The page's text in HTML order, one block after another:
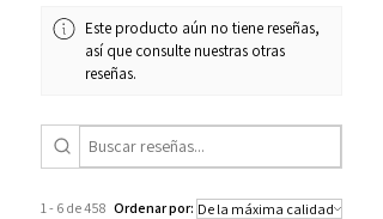
Este producto aún no tiene reseñas,
así que consulte nuestras otras
reseñas.
1 - 6 de 458 Ordenar por: